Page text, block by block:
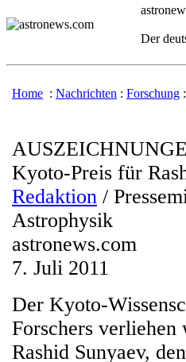
Der
Home : Nachrichten : Forschung :
Kyoto-Preis für
Redaktion /
Astrophysik
astronews.com
7. Juli 2011
Der Kyoto-
Forschers
Rashid Sunyaev,